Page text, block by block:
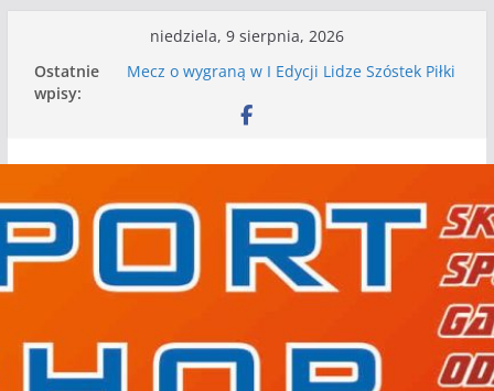
treści
niedziela, 9 sierpnia, 2026
Ostatnie
wpisy:
Mecz o wygraną w I Edycji Lidze Szóstek Piłki
Nasze piłkarskie zespoły w toku przygotowań
Kolejne gry kontrolne naszych piłkarskich
WKS wygrywa pierwszą edycję Ligi Szóstek w
Gwdzie Wielkiej
I mamy kolejne gry kontrolne, piłkarskie
granie przed nami